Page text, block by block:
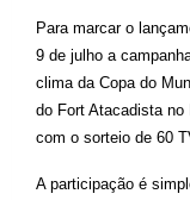
Para marcar o
9 de julho a
clima da Copa do
do Fort Atacadista
com o sorteio de 60
A participação é